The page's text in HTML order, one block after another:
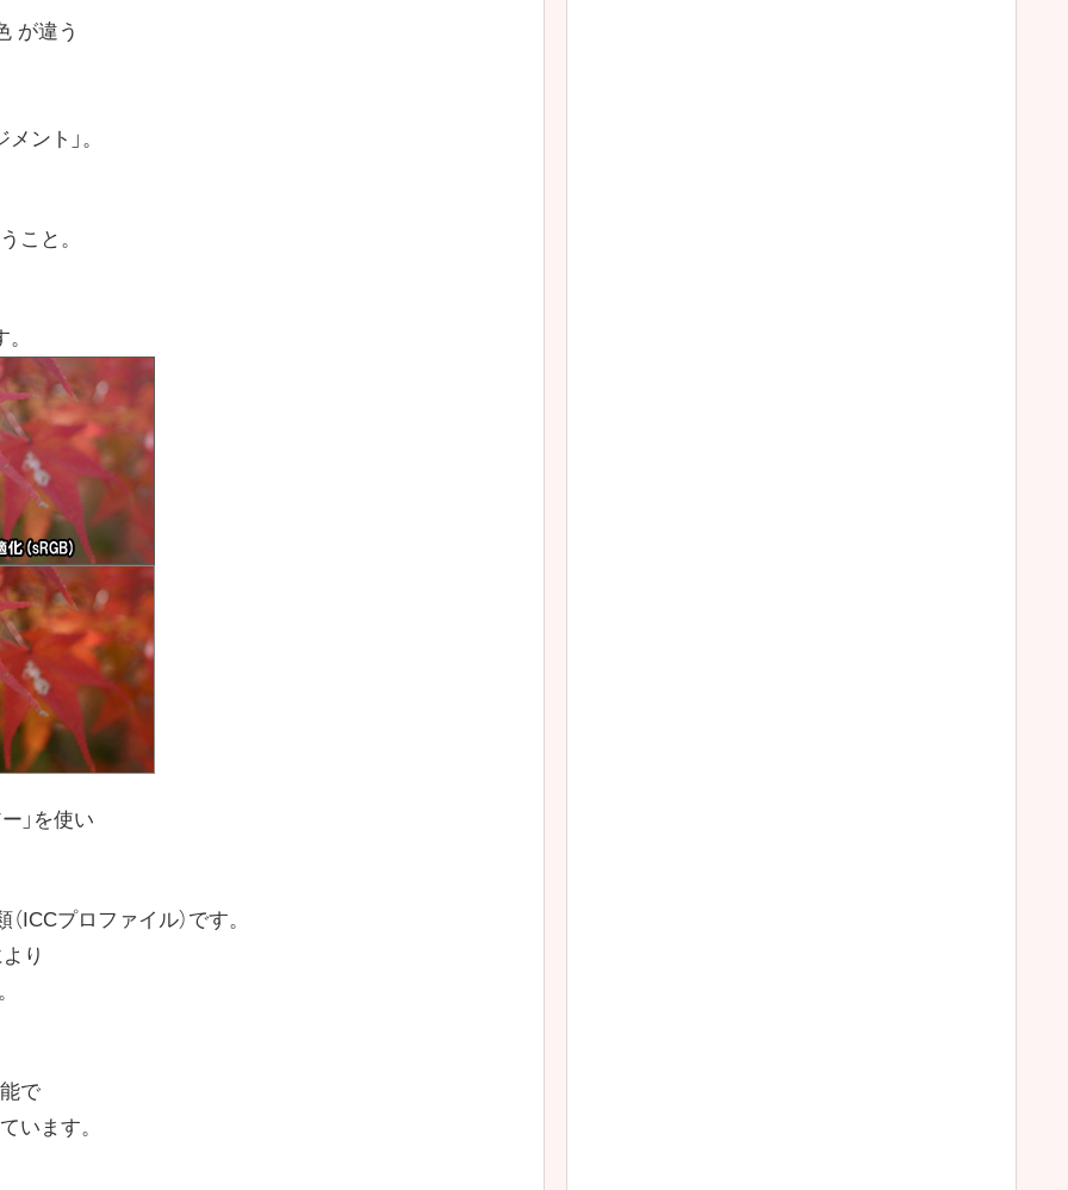
が違う
ント」。
こと。
」を使い
ICCプロファイル）です。
り
で
います。